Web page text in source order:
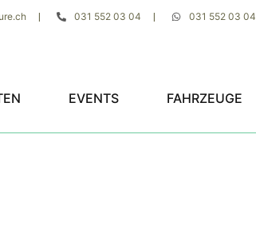
031 552 03 04 031 552 03 04
EVENTS FAHRZEUGE